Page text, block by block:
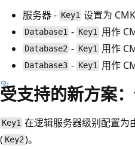
服务器 - Key1 设置为 CMK
Database1 - Key1用作
Database2 - Key1用作
Database3 - Key1用作
受支持的新方案
Key1 在逻辑服务器级别配置为
( Key2)。